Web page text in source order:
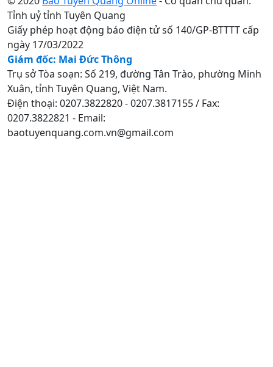
Tỉnh uỷ tỉnh Tuyên Quang
Giấy phép hoạt động báo điện tử số 140/GP-BTTTT cấp
ngày 17/03/2022
Giám đốc: Mai Đức Thông
Trụ sở Tòa soạn: Số 219, đường Tân Trào, phường Minh
Xuân, tỉnh Tuyên Quang, Việt Nam.
Điện thoại: 0207.3822820 - 0207.3817155 / Fax:
0207.3822821 - Email:
baotuyenquang.com.vn@gmail.com